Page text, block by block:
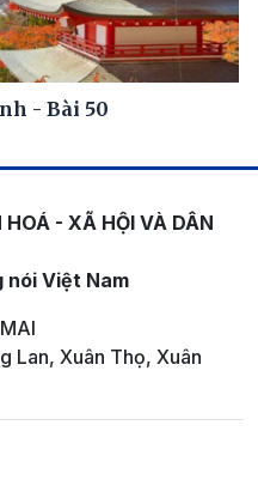
- Bài 50
HOÁ - XÃ HỘI VÀ DÂN
nói Việt Nam
Lan, Xuân Thọ, Xuân